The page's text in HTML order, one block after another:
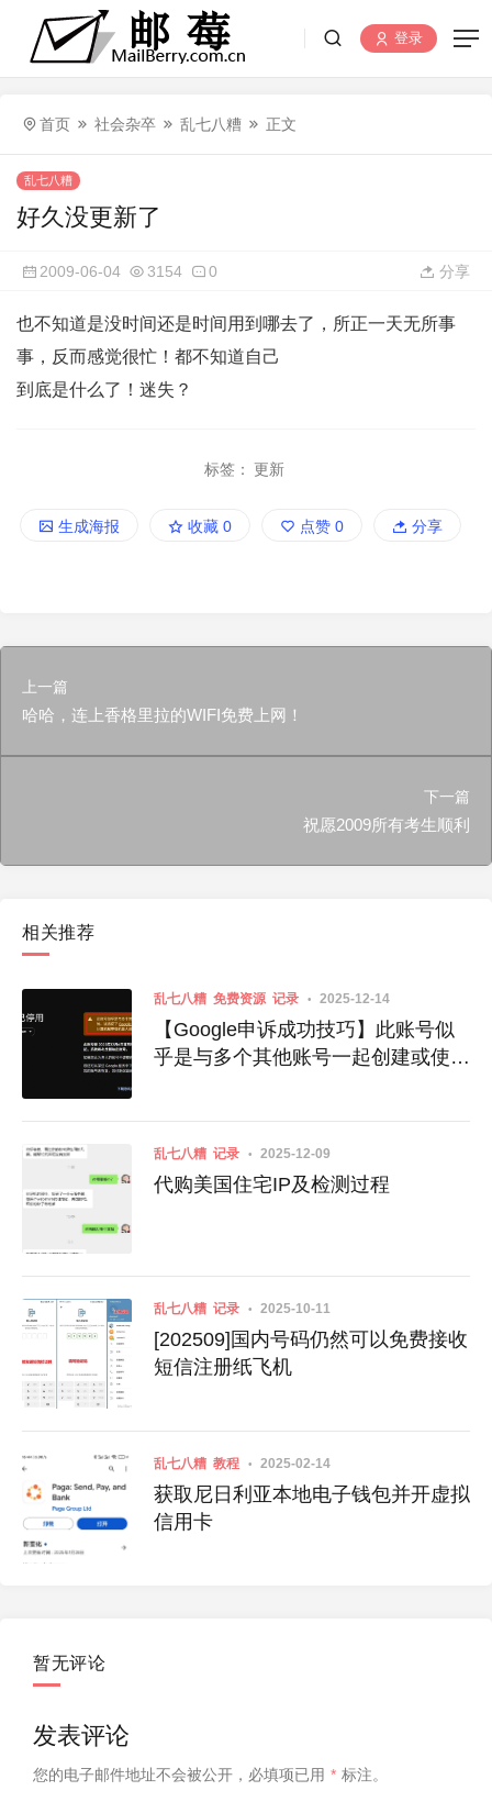
登录
首页 社会杂卒 乱七八糟 正文
乱七八糟
好久没更新了
2009-06-04 3154 0 分享
也不知道是没时间还是时间用到哪去了，所正一天无所事
事，反而感觉很忙！都不知道自己
到底是什么了！迷失？
标签： 更新
生成海报 收藏 0 点赞 0 分享
上一篇
哈哈，连上香格里拉的WIFI免费上网！
下一篇
祝愿2009所有考生顺利
相关推荐
乱七八糟 免费资源 记录 2025-12-14
【Google申诉成功技巧】此账号似
乎是与多个其他账号一起创建或使用
乱七八糟 记录 2025-12-09
代购美国住宅IP及检测过程
乱七八糟 记录 2025-10-11
[202509]国内号码仍然可以免费接收
短信注册纸飞机
乱七八糟 教程 2025-02-14
获取尼日利亚本地电子钱包并开虚拟
信用卡
暂无评论
发表评论
您的电子邮件地址不会被公开， 必填项已用 * 标注。